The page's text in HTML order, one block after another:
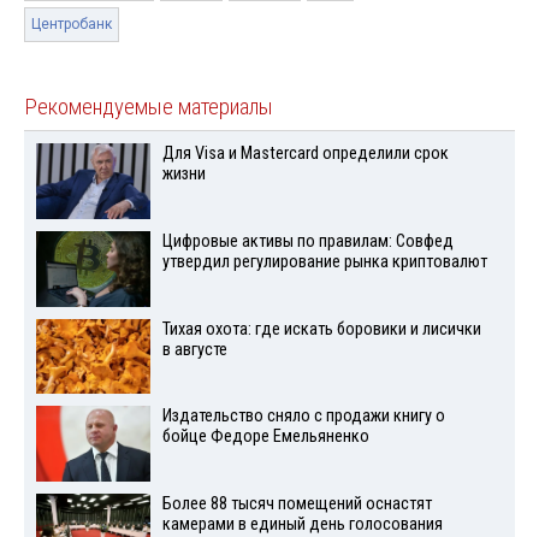
Центробанк
Рекомендуемые материалы
Для Visа и Mastercard определили срок
жизни
Цифровые активы по правилам: Совфед
утвердил регулирование рынка криптовалют
Тихая охота: где искать боровики и лисички
в августе
Издательство сняло с продажи книгу о
бойце Федоре Емельяненко
Более 88 тысяч помещений оснастят
камерами в единый день голосования